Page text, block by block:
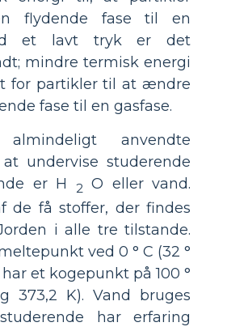
flydende fase til en
et lavt tryk er det
mindre termisk energi
for partikler til at ændre
fase til en gasfase.
anvendte
undervise studerende
er H 2 O eller vand.
de få stoffer, der findes
i alle tre tilstande.
ved 0 ° C (32 °
har et kogepunkt på 100 °
373,2 K). Vand bruges
har erfaring